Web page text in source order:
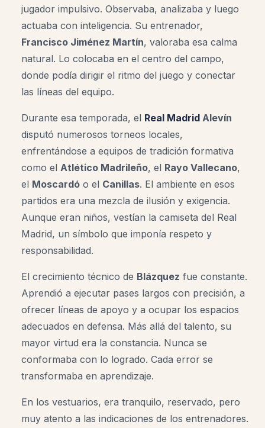
jugador impulsivo. Observaba, analizaba y luego
actuaba con inteligencia. Su entrenador,
Francisco Jiménez Martín, valoraba esa calma
natural. Lo colocaba en el centro del campo,
donde podía dirigir el ritmo del juego y conectar
las líneas del equipo.
Durante esa temporada, el Real Madrid Alevín
disputó numerosos torneos locales,
enfrentándose a equipos de tradición formativa
como el Atlético Madrileño, el Rayo Vallecano,
el Moscardó o el Canillas. El ambiente en esos
partidos era una mezcla de ilusión y exigencia.
Aunque eran niños, vestían la camiseta del Real
Madrid, un símbolo que imponía respeto y
responsabilidad.
El crecimiento técnico de Blázquez fue constante.
Aprendió a ejecutar pases largos con precisión, a
ofrecer líneas de apoyo y a ocupar los espacios
adecuados en defensa. Más allá del talento, su
mayor virtud era la constancia. Nunca se
conformaba con lo logrado. Cada error se
transformaba en aprendizaje.
En los vestuarios, era tranquilo, reservado, pero
muy atento a las indicaciones de los entrenadores.